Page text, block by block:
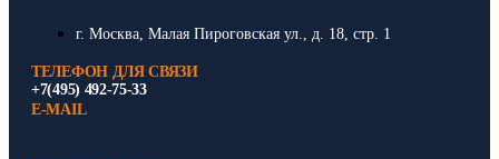
г. Москва, Малая Пироговская ул., д. 18, стр. 1
ТЕЛЕФОН ДЛЯ СВЯЗИ
+7(495) 492-75-33
E-MAIL